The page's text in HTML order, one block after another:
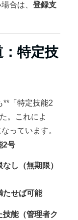
合は、 登録支
特定技
**「特定技能2
。これによ
っています。
2号
し（無期限）
たせば可能
技能（管理者ク